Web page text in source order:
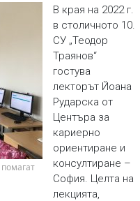
В края на 2022 г.
в столичното 10.
СУ „Теодор
Траянов“
гостува
лекторът Йоана
Рударска от
Центъра за
кариерно
ориентиране и
консултиране –
София. Целта на
лекцията,